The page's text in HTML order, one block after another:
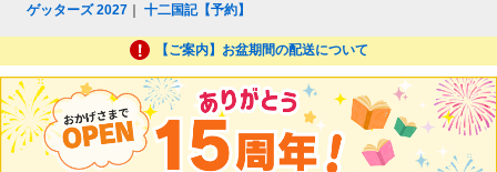
ゲッターズ 2027 ｜十二国記【予約】
【ご案内】お盆期間の配送について